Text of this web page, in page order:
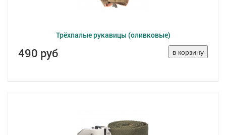
Трёхпалые рукавицы (оливковые)
490 руб